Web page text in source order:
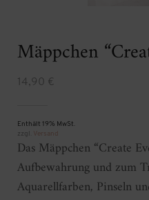
Mäppchen
14,90 €
Enthält 19% MwSt.
zzgl. Versand
Das Mäppchen “Create
Aufbewahrung und zum
Aquarellfarben, Pinseln